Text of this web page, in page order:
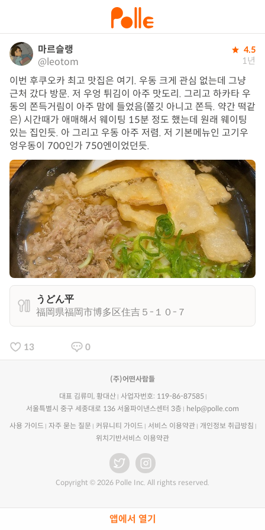
앱에서 열기
마르슬랭
@leotom
4.5
1년
이번 후쿠오카 최고 맛집은 여기. 우동 크게 관심 없는데 그냥
근처 갔다 방문. 저 우엉 튀김이 아주 맛도리. 그리고 하카타 우
동의 쫀득거림이 아주 맘에 들었음(쫄깃 아니고 쫀득. 약간 떡같
은) 시간때가 애매해서 웨이팅 15분 정도 했는데 원래 웨이팅
있는 집인듯. 아 그리고 우동 아주 저렴. 저 기본메뉴인 고기우
엉우동이 700인가 750엔이었던듯.
うどん平
福岡県福岡市博多区住吉５-１０-７
13 0
(주)어떤사람들
대표 김류미, 황대산
사업자번호: 119-86-87585
서울특별시 중구 세종대로 136 서울파이낸스센터 3층
help@polle.com
사용 가이드 자주 묻는 질문 커뮤니티 가이드 서비스 이용약관
개인정보 취급방침
위치기반서비스 이용약관
Copyright © 2026 Polle Inc. All rights reserved.